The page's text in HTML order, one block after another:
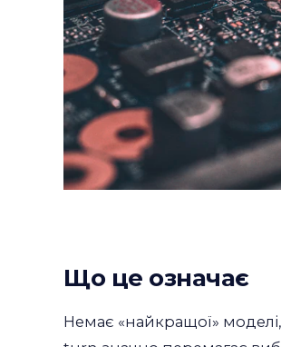
Що це означає
Немає «найкращої»